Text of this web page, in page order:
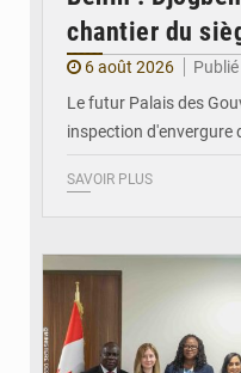
chantier du
6 août 2026
Le futur Palais des
inspection d'envergure
SAVOIR PLUS